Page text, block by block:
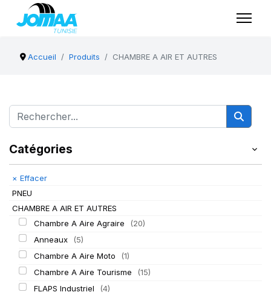
Accueil Produits CHAMBRE A AIR ET AUTRES
Catégories
× Effacer
PNEU
CHAMBRE A AIR ET AUTRES
Chambre A Aire Agraire
(20)
Anneaux
(5)
Chambre A Aire Moto
(1)
Chambre A Aire Tourisme
(15)
FLAPS Industriel
(4)